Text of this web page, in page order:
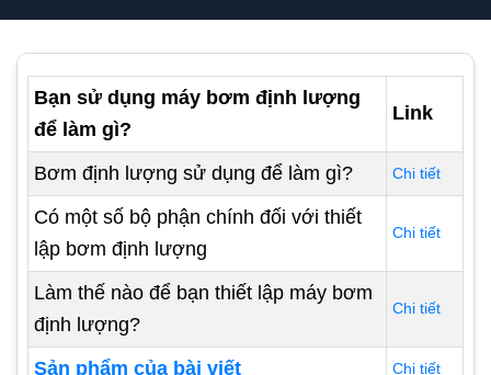
Bạn sử dụng máy bơm định lượng
để làm gì?
Link
Bơm định lượng sử dụng để làm gì? Chi tiết
Có một số bộ phận chính đối với thiết
lập bơm định lượng
Chi tiết
Làm thế nào để bạn thiết lập máy bơm
định lượng?
Chi tiết
Sản phẩm của bài viết Chi tiết